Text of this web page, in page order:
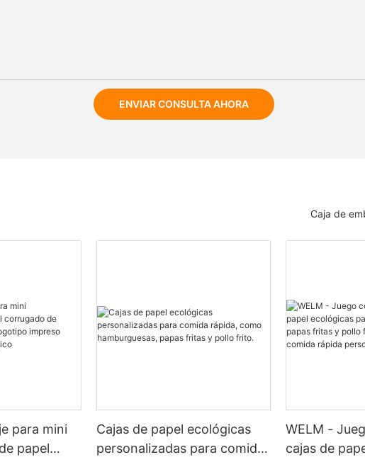
ENVIAR CONSULTA AHORA
Caja de
para mini
papel
Cajas de papel ecológicas
personalizadas para comida
WELM -
cajas de